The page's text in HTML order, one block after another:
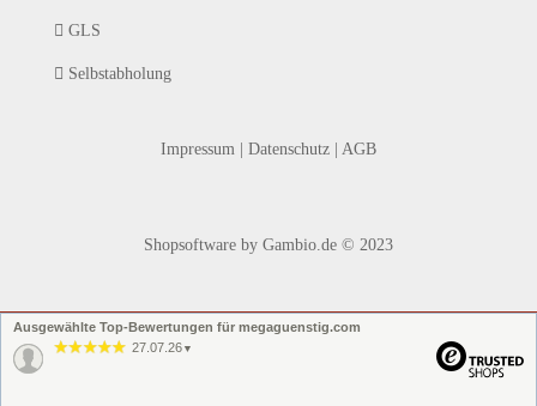
GLS
Selbstabholung
Impressum Datenschutz AGB
Shopsoftware by Gambio.de © 2023
Ausgewählte Top-Bewertungen für megaguenstig.com
27.07.26 ▼